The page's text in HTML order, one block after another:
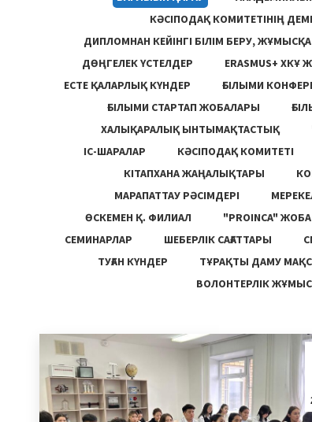
КӘСІПОДАҚ КОМИТЕТІНІҢ
ДИПЛОМНАН КЕЙІНГІ БІЛІМ БЕРУ,
ДӨҢГЕЛЕК ҮСТЕЛДЕР
ERASMUS+
ЕСТЕ ҚАЛАРЛЫҚ КҮНДЕР
ҒЫЛЫМИ
ҒЫЛЫМИ СТАРТАП ЖОБАЛАРЫ
ХАЛЫҚАРАЛЫҚ ЫНТЫМАҚТАСТЫҚ
ІС-ШАРАЛАР
КӘСІПОДАҚ КОМИТЕТІ
КІТАПХАНА ЖАҢАЛЫҚТАРЫ
МАРАПАТТАУ РӘСІМДЕРІ
ӨСКЕМЕН Қ. ФИЛИАЛ
"PROINCA"
СЕМИНАРЛАР
ШЕБЕРЛІК САҒАТТАРЫ
ТУҒАН КҮНДЕР
ТҰРАҚТЫ ДАМУ
ВОЛОНТЕРЛІК ЖҰМЫС